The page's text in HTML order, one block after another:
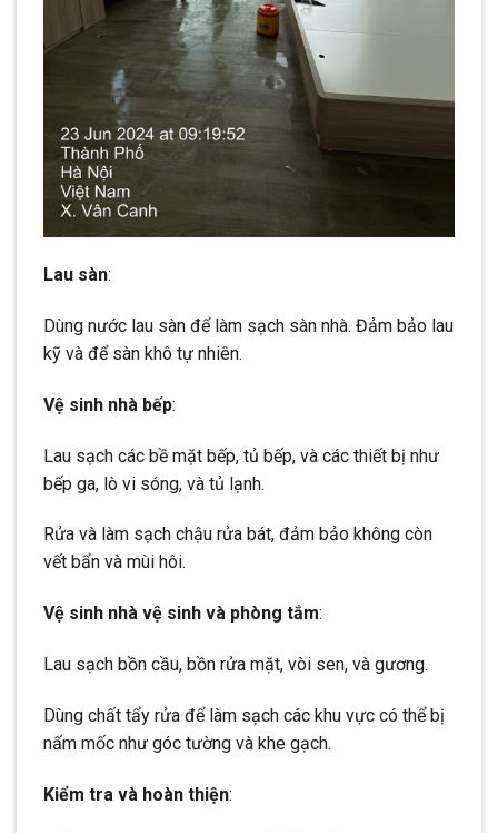
Lau sàn:
Dùng nước lau sàn để làm sạch sàn nhà. Đảm bảo lau
kỹ và để sàn khô tự nhiên.
Vệ sinh nhà bếp:
Lau sạch các bề mặt bếp, tủ bếp, và các thiết bị như
bếp ga, lò vi sóng, và tủ lạnh.
Rửa và làm sạch chậu rửa bát, đảm bảo không còn
vết bẩn và mùi hôi.
Vệ sinh nhà vệ sinh và phòng tắm:
Lau sạch bồn cầu, bồn rửa mặt, vòi sen, và gương.
Dùng chất tẩy rửa để làm sạch các khu vực có thể bị
nấm mốc như góc tường và khe gạch.
Kiểm tra và hoàn thiện: